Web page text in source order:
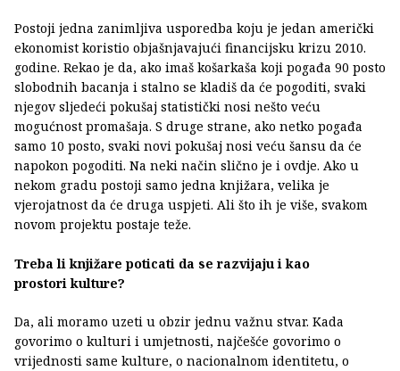
Postoji jedna zanimljiva usporedba koju je jedan američki
ekonomist koristio objašnjavajući financijsku krizu 2010.
godine. Rekao je da, ako imaš košarkaša koji pogađa 90 posto
slobodnih bacanja i stalno se kladiš da će pogoditi, svaki
njegov sljedeći pokušaj statistički nosi nešto veću
mogućnost promašaja. S druge strane, ako netko pogađa
samo 10 posto, svaki novi pokušaj nosi veću šansu da će
napokon pogoditi. Na neki način slično je i ovdje. Ako u
nekom gradu postoji samo jedna knjižara, velika je
vjerojatnost da će druga uspjeti. Ali što ih je više, svakom
novom projektu postaje teže.
Treba li knjižare poticati da se razvijaju i kao
prostorikulture?
Da, ali moramo uzeti u obzir jednu važnu stvar. Kada
govorimo o kulturi i umjetnosti, najčešće govorimo o
vrijednosti same kulture, o nacionalnom identitetu, o